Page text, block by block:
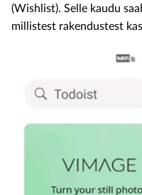
(Wishlist). Selle kaudu
millistest rakendustest